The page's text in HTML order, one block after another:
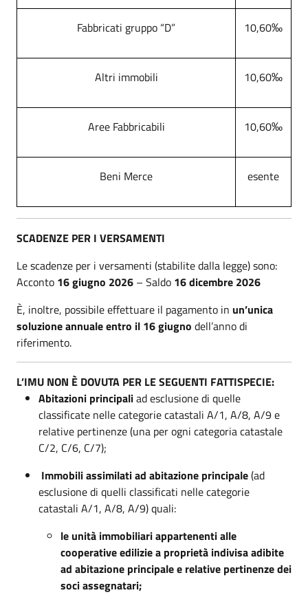
Fabbricati gruppo “D” 10,60‰
Altri immobili 10,60‰
Aree Fabbricabili 10,60‰
Beni Merce esente
SCADENZE PER I VERSAMENTI
Le scadenze per i versamenti (stabilite dalla legge) sono:
Acconto 16 giugno 2026 – Saldo 16 dicembre 2026
È, inoltre, possibile effettuare il pagamento in un’unica
soluzione annuale entro il 16 giugno dell’anno di
riferimento.
L’IMU NON È DOVUTA PER LE SEGUENTI FATTISPECIE:
Abitazioni principaliad esclusione di quelle
classificate nelle categorie catastali A/1, A/8, A/9 e
relative pertinenze (una per ogni categoria catastale
C/2, C/6, C/7);
Immobili assimilati ad abitazione principale(ad
esclusione di quelli classificati nelle categorie
catastali A/1, A/8, A/9) quali:
le unità immobiliari appartenenti alle
cooperative edilizie a proprietà indivisa adibite
ad abitazione principale e relative pertinenze dei
soci assegnatari;